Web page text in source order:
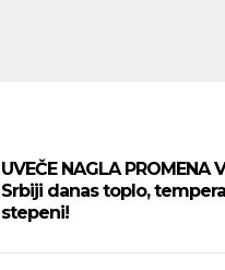
UVEČE NAGLA PROMENA
Srbiji danas toplo,
stepeni!